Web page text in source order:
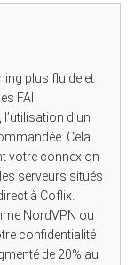
plus fluide et
FAI
d’un
Cela
votre connexion
serveurs situés
à Coflix.
NordVPN ou
confidentialité
de 20% au